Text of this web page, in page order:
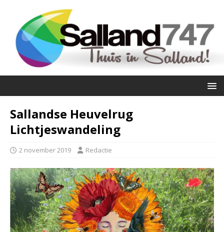
Sallandse Heuvelrug
Lichtjeswandeling
2 november 2019 Redactie